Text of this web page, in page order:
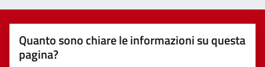
Quanto sono chiare le informazioni su questa
pagina?